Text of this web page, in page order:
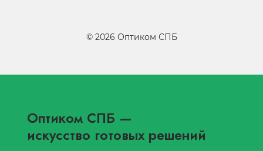
© 2026 Оптиком СПБ
Оптиком СПБ —
искусство готовых решений